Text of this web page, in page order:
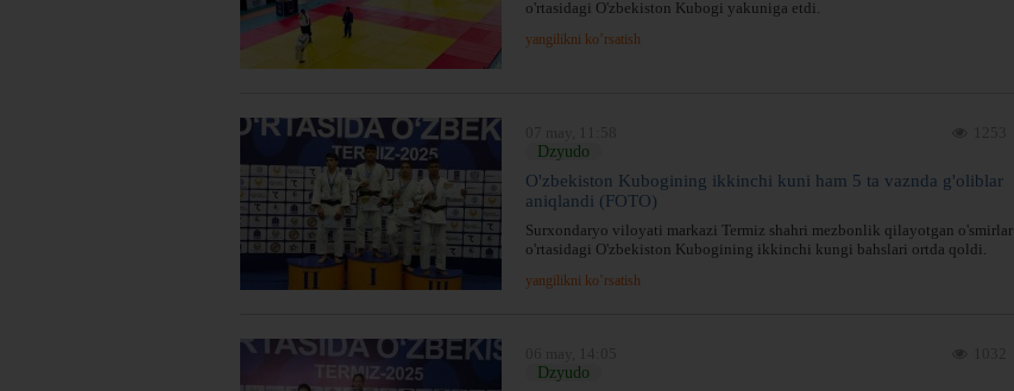
o'rtasidagi O'zbekiston Kubogi yakuniga etdi.
yangilikni ko’rsatish
Dzyudo
O'zbekiston Kubogining ikkinchi kuni ham 5 ta vaznda g'oliblar
aniqlandi (FOTO)
Surxondaryo viloyati markazi Termiz shahri mezbonlik qilayotgan o'smirlar
o'rtasidagi O'zbekiston Kubogining ikkinchi kungi bahslari ortda qoldi.
yangilikni ko’rsatish
Dzyudo